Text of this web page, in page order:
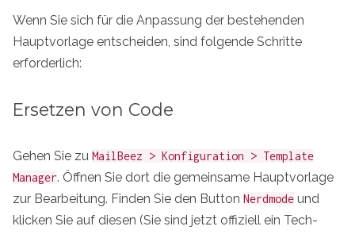
Wenn Sie sich für die Anpassung der bestehenden
Hauptvorlage entscheiden, sind folgende Schritte
erforderlich:
Ersetzen von Code
Gehen Sie zu MailBeez > Konfiguration > Template
Manager. Öffnen Sie dort die gemeinsame Hauptvorlage
zur Bearbeitung. Finden Sie den Button Nerdmode und
klicken Sie auf diesen (Sie sind jetzt offiziell ein Tech-